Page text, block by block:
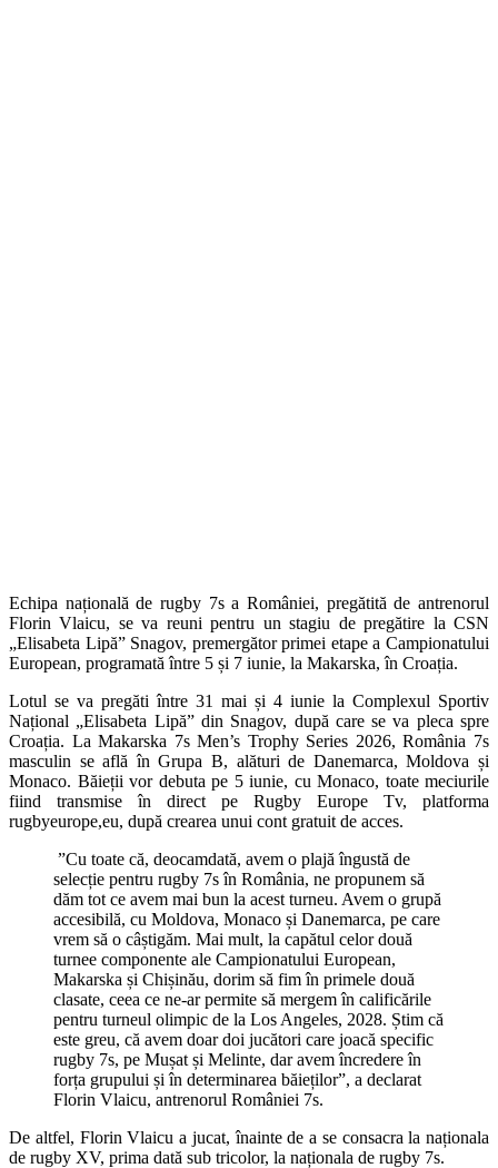
Echipa națională de rugby 7s a României, pregătită de antrenorul
Florin Vlaicu, se va reuni pentru un stagiu de pregătire la CSN
„Elisabeta Lipă” Snagov, premergător primei etape a Campionatului
European, programată între 5 și 7 iunie, la Makarska, în Croația.
Lotul se va pregăti între 31 mai și 4 iunie la Complexul Sportiv
Național „Elisabeta Lipă” din Snagov, după care se va pleca spre
Croația. La Makarska 7s Men’s Trophy Series 2026, România 7s
masculin se află în Grupa B, alături de Danemarca, Moldova și
Monaco. Băieții vor debuta pe 5 iunie, cu Monaco, toate meciurile
fiind transmise în direct pe Rugby Europe Tv, platforma
rugbyeurope,eu, după crearea unui cont gratuit de acces.
”Cu toate că, deocamdată, avem o plajă îngustă de
selecție pentru rugby 7s în România, ne propunem să
dăm tot ce avem mai bun la acest turneu. Avem o grupă
accesibilă, cu Moldova, Monaco și Danemarca, pe care
vrem să o câștigăm. Mai mult, la capătul celor două
turnee componente ale Campionatului European,
Makarska și Chișinău, dorim să fim în primele două
clasate, ceea ce ne-ar permite să mergem în calificările
pentru turneul olimpic de la Los Angeles, 2028. Știm că
este greu, că avem doar doi jucători care joacă specific
rugby 7s, pe Mușat și Melinte, dar avem încredere în
forța grupului și în determinarea băieților”, a declarat
Florin Vlaicu, antrenorul României 7s.
De altfel, Florin Vlaicu a jucat, înainte de a se consacra la naționala
de rugby XV, prima dată sub tricolor, la naționala de rugby 7s.